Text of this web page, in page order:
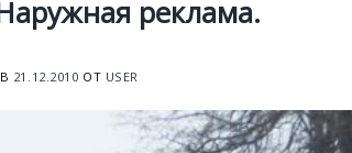
реклама.
21.12.2010 ОТ USER